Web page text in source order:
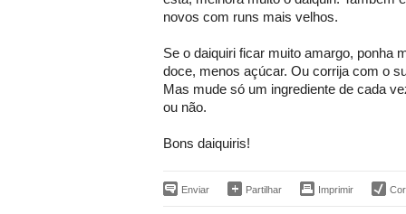
novos com runs mais velhos.
Se o daiquiri ficar muito amargo, ponha
doce, menos açúcar. Ou corrija com o
Mas mude só um ingrediente de cada
ou não.
Bons daiquiris!
Enviar Partilhar Imprimir